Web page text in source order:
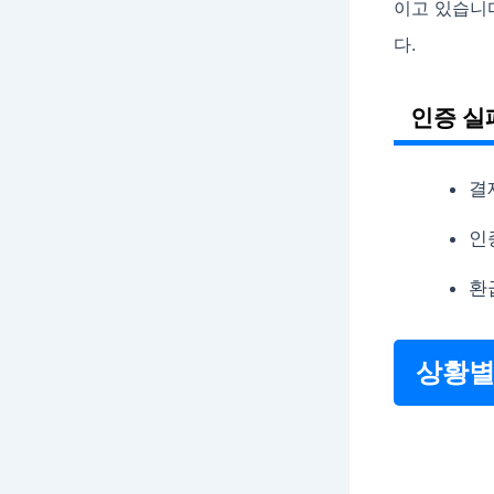
이고 있습
다.
인증 실
결
인
환
상황